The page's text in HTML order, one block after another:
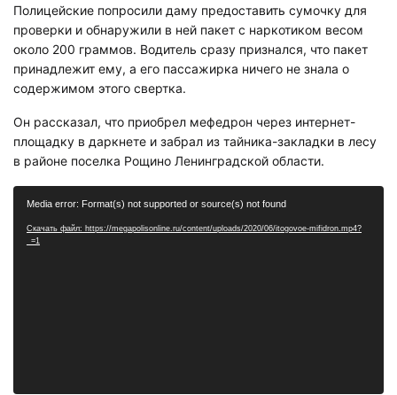
Полицейские попросили даму предоставить сумочку для
проверки и обнаружили в ней пакет с наркотиком весом
около 200 граммов. Водитель сразу признался, что пакет
принадлежит ему, а его пассажирка ничего не знала о
содержимом этого свертка.
Он рассказал, что приобрел мефедрон через интернет-
площадку в даркнете и забрал из тайника-закладки в лесу
в районе поселка Рощино Ленинградской области.
Media error: Format(s) not supported or source(s) not found
Скачать файл: https://megapolisonline.ru/content/uploads/2020/06/itogovoe-mifidron.mp4?
_=1